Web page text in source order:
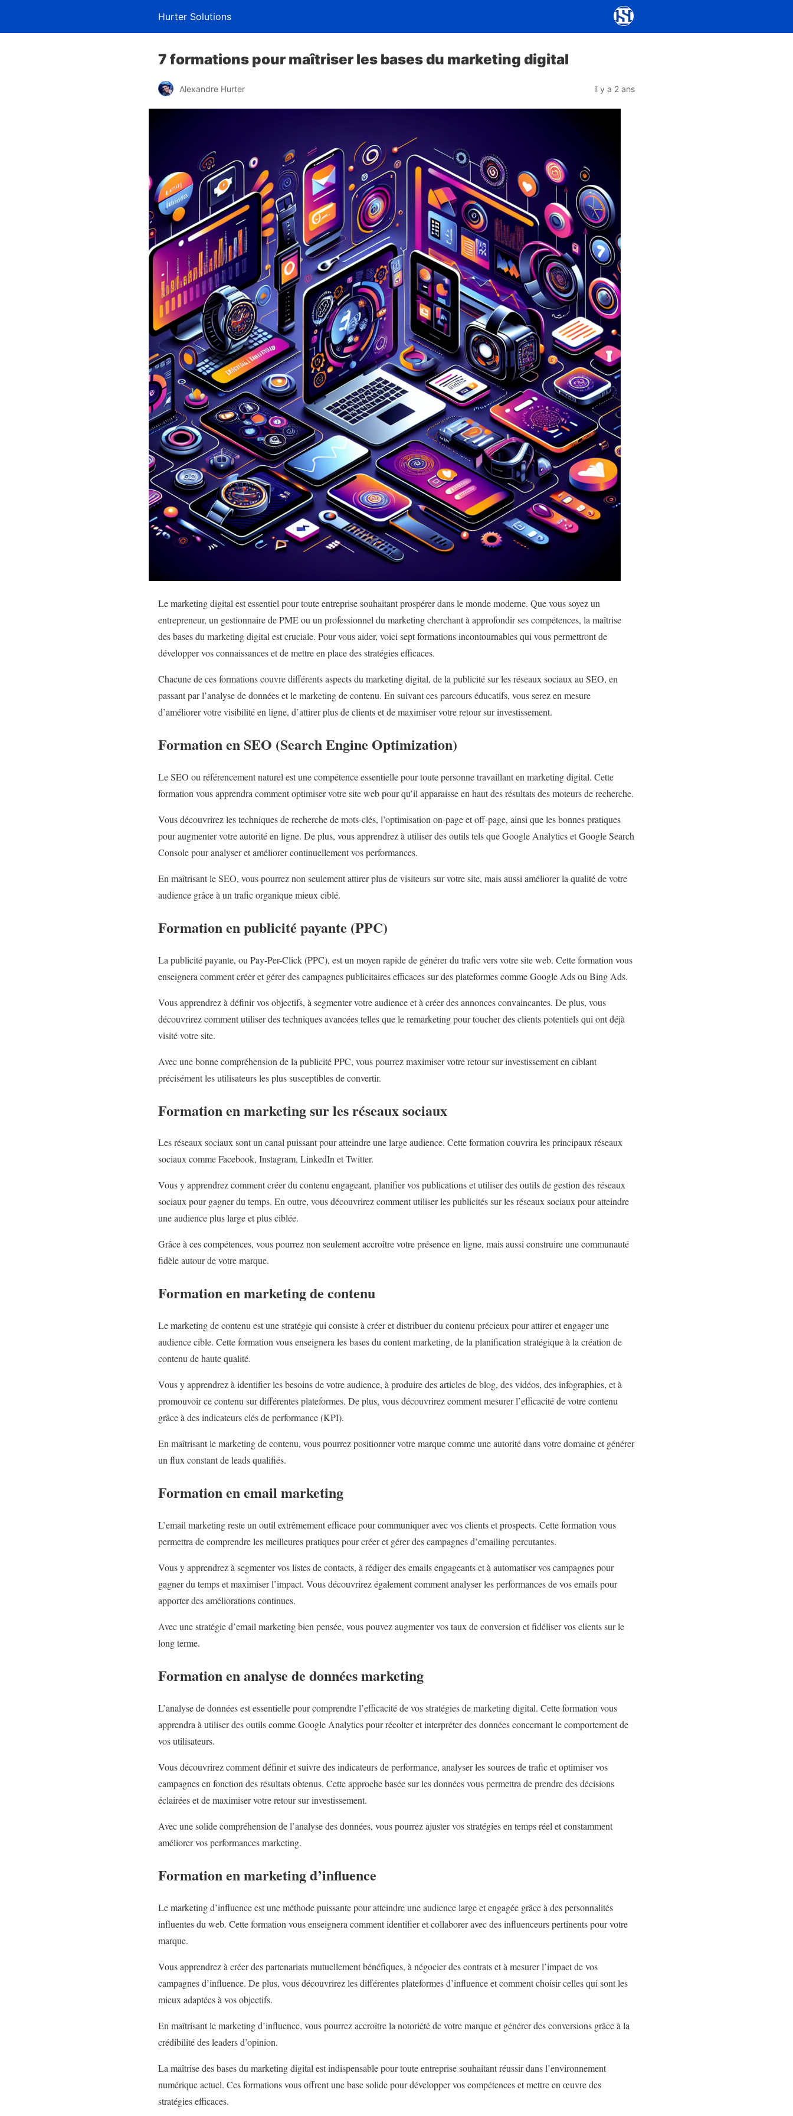
Hurter Solutions
7 formations pour maîtriser les bases du marketing digital
Alexandre Hurter il y a 2 ans
Le marketing digital est essentiel pour toute entreprise souhaitant prospérer dans le monde moderne. Que vous soyez un
entrepreneur, un gestionnaire de PME ou un professionnel du marketing cherchant à approfondir ses compétences, la maîtrise
des bases du marketing digital est cruciale. Pour vous aider, voici sept formations incontournables qui vous permettront de
développer vos connaissances et de mettre en place des stratégies efficaces.
Chacune de ces formations couvre différents aspects du marketing digital, de la publicité sur les réseaux sociaux au SEO, en
passant par l’analyse de données et le marketing de contenu. En suivant ces parcours éducatifs, vous serez en mesure
d’améliorer votre visibilité en ligne, d’attirer plus de clients et de maximiser votre retour sur investissement.
Formation en SEO (Search Engine Optimization)
Le SEO ou référencement naturel est une compétence essentielle pour toute personne travaillant en marketing digital. Cette
formation vous apprendra comment optimiser votre site web pour qu’il apparaisse en haut des résultats des moteurs de recherche.
Vous découvrirez les techniques de recherche de mots-clés, l’optimisation on-page et off-page, ainsi que les bonnes pratiques
pour augmenter votre autorité en ligne. De plus, vous apprendrez à utiliser des outils tels que Google Analytics et Google Search
Console pour analyser et améliorer continuellement vos performances.
En maîtrisant le SEO, vous pourrez non seulement attirer plus de visiteurs sur votre site, mais aussi améliorer la qualité de votre
audience grâce à un trafic organique mieux ciblé.
Formation en publicité payante (PPC)
La publicité payante, ou Pay-Per-Click (PPC), est un moyen rapide de générer du trafic vers votre site web. Cette formation vous
enseignera comment créer et gérer des campagnes publicitaires efficaces sur des plateformes comme Google Ads ou Bing Ads.
Vous apprendrez à définir vos objectifs, à segmenter votre audience et à créer des annonces convaincantes. De plus, vous
découvrirez comment utiliser des techniques avancées telles que le remarketing pour toucher des clients potentiels qui ont déjà
visité votre site.
Avec une bonne compréhension de la publicité PPC, vous pourrez maximiser votre retour sur investissement en ciblant
précisément les utilisateurs les plus susceptibles de convertir.
Formation en marketing sur les réseaux sociaux
Les réseaux sociaux sont un canal puissant pour atteindre une large audience. Cette formation couvrira les principaux réseaux
sociaux comme Facebook, Instagram, LinkedIn et Twitter.
Vous y apprendrez comment créer du contenu engageant, planifier vos publications et utiliser des outils de gestion des réseaux
sociaux pour gagner du temps. En outre, vous découvrirez comment utiliser les publicités sur les réseaux sociaux pour atteindre
une audience plus large et plus ciblée.
Grâce à ces compétences, vous pourrez non seulement accroître votre présence en ligne, mais aussi construire une communauté
fidèle autour de votre marque.
Formation en marketing de contenu
Le marketing de contenu est une stratégie qui consiste à créer et distribuer du contenu précieux pour attirer et engager une
audience cible. Cette formation vous enseignera les bases du content marketing, de la planification stratégique à la création de
contenu de haute qualité.
Vous y apprendrez à identifier les besoins de votre audience, à produire des articles de blog, des vidéos, des infographies, et à
promouvoir ce contenu sur différentes plateformes. De plus, vous découvrirez comment mesurer l’efficacité de votre contenu
grâce à des indicateurs clés de performance (KPI).
En maîtrisant le marketing de contenu, vous pourrez positionner votre marque comme une autorité dans votre domaine et générer
un flux constant de leads qualifiés.
Formation en email marketing
L’email marketing reste un outil extrêmement efficace pour communiquer avec vos clients et prospects. Cette formation vous
permettra de comprendre les meilleures pratiques pour créer et gérer des campagnes d’emailing percutantes.
Vous y apprendrez à segmenter vos listes de contacts, à rédiger des emails engageants et à automatiser vos campagnes pour
gagner du temps et maximiser l’impact. Vous découvrirez également comment analyser les performances de vos emails pour
apporter des améliorations continues.
Avec une stratégie d’email marketing bien pensée, vous pouvez augmenter vos taux de conversion et fidéliser vos clients sur le
long terme.
Formation en analyse de données marketing
L’analyse de données est essentielle pour comprendre l’efficacité de vos stratégies de marketing digital. Cette formation vous
apprendra à utiliser des outils comme Google Analytics pour récolter et interpréter des données concernant le comportement de
vos utilisateurs.
Vous découvrirez comment définir et suivre des indicateurs de performance, analyser les sources de trafic et optimiser vos
campagnes en fonction des résultats obtenus. Cette approche basée sur les données vous permettra de prendre des décisions
éclairées et de maximiser votre retour sur investissement.
Avec une solide compréhension de l’analyse des données, vous pourrez ajuster vos stratégies en temps réel et constamment
améliorer vos performances marketing.
Formation en marketing d’influence
Le marketing d’influence est une méthode puissante pour atteindre une audience large et engagée grâce à des personnalités
influentes du web. Cette formation vous enseignera comment identifier et collaborer avec des influenceurs pertinents pour votre
marque.
Vous apprendrez à créer des partenariats mutuellement bénéfiques, à négocier des contrats et à mesurer l’impact de vos
campagnes d’influence. De plus, vous découvrirez les différentes plateformes d’influence et comment choisir celles qui sont les
mieux adaptées à vos objectifs.
En maîtrisant le marketing d’influence, vous pourrez accroître la notoriété de votre marque et générer des conversions grâce à la
crédibilité des leaders d’opinion.
La maîtrise des bases du marketing digital est indispensable pour toute entreprise souhaitant réussir dans l’environnement
numérique actuel. Ces formations vous offrent une base solide pour développer vos compétences et mettre en œuvre des
stratégies efficaces.